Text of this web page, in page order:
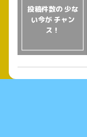
投稿件数の 少な
い今が チャン
ス！